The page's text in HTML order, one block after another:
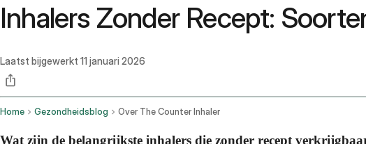
Inhalers Zonder Recept:
Laatst bijgewerkt 11 januari 2026
Home Gezondheidsblog Over The Counter Inhaler
Wat zijn de belangrijkste inhalers die zonder recept